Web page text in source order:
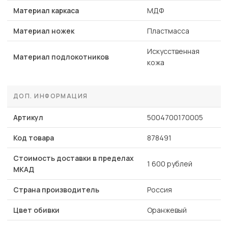
Материал каркаса МДФ
Материал ножек Пластмасса
Материал подлокотников
Искусственная
кожа
ДОП. ИНФОРМАЦИЯ
Артикул 5004700170005
Код товара 878491
Стоимость доставки в пределах
МКАД
1 600 рублей
Страна производитель Россия
Цвет обивки Оранжевый